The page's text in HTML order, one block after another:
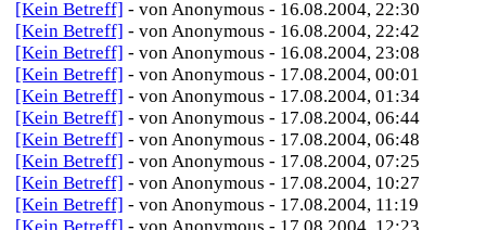
[Kein Betreff] - von Anonymous - 16.08.2004, 22:30
[Kein Betreff] - von Anonymous - 16.08.2004, 22:42
[Kein Betreff] - von Anonymous - 16.08.2004, 23:08
[Kein Betreff] - von Anonymous - 17.08.2004, 00:01
[Kein Betreff] - von Anonymous - 17.08.2004, 01:34
[Kein Betreff] - von Anonymous - 17.08.2004, 06:44
[Kein Betreff] - von Anonymous - 17.08.2004, 06:48
[Kein Betreff] - von Anonymous - 17.08.2004, 07:25
[Kein Betreff] - von Anonymous - 17.08.2004, 10:27
[Kein Betreff] - von Anonymous - 17.08.2004, 11:19